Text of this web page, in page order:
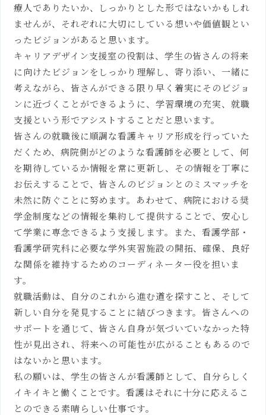
入試情報
令和9年度 入試情報TOP
アドミッションポリシー
令和9年度募集人員
令和9年度 入試方式
令和8年度 入試結果
学費・奨学金制度
入試要項/出願書類ダウンロード
大学生活
キャンパスマップ
心理学部 / 環境科学部
附属施設
臨床心理相談センター（岡崎）
人間環境大学環境教育センター
附属図書館
人間環境大学 地域・協働センター
こころの相談支援センター
（松山道後）
ター
オープンキャンパス
資料請求
一般・社会人の方
企業の方
療人でありたいか、しっかりとした形ではないかもしれ
ませんが、それぞれに大切にしている想いや価値観とい
ったビジョンがあると思います。
キャリアデザイン支援室の役割は、学生の皆さんの将来
に向けたビジョンをしっかり理解し、寄り添い、一緒に
考えながら、皆さんができる限り早く着実にそのビジョ
ンに近づくことができるように、学習環境の充実、就職
支援という形でアシストすることだと思います。
皆さんの就職後に順調な看護キャリア形成を行っていた
だくため、病院側がどのような看護師を必要として、何
を期待しているか情報を常に更新し、その情報を丁寧に
お伝えすることで、皆さんのビジョンとのミスマッチを
未然に防ぐことに努めます。あわせて、病院における奨
学金制度などの情報を集約して提供することで、安心し
て学業に専念できるよう支援します。また、看護学部・
看護学研究科に必要な学外実習施設の開拓、確保、良好
な関係を維持するためのコーディネーター役を担いま
す。
就職活動は、自分のこれから進む道を探すこと、そして
新しい自分を発見することに結びつきます。皆さんへの
サポートを通じて、皆さん自身が気づいていなかった特
性が見出され、将来への可能性が広がることもあるので
はないかと思います。
私の願いは、学生の皆さんが看護師として、自分らしく
イキイキと働くことです。看護はそれに十分に応えるこ
とのできる素晴らしい仕事です。